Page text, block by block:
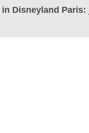
Disneyland